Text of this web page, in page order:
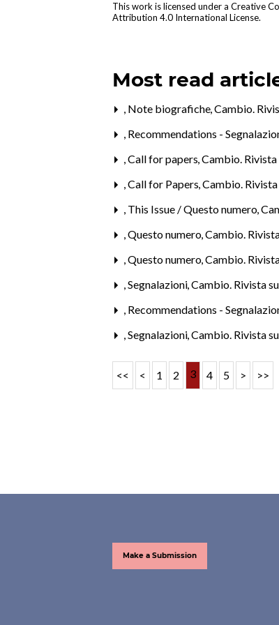
This work is licensed under aCreative
Attribution 4.0 International License.
Most read
, Note biografiche,Cambio.
, Recommendations -
,Call for papers,Cambio.
,Call for Papers,Cambio.
, This Issue / Questo numero,
,Questo numero,Cambio.
,Questo numero,Cambio.
,Segnalazioni,Cambio. Rivista
, Recommendations -
,Segnalazioni,Cambio. Rivista
<< < 1 2 3 4 5 > >>
Make a Submission